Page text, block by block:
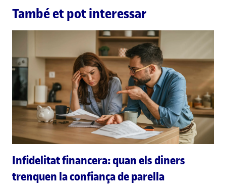
També et pot interessar
Infidelitat financera: quan els diners
trenquen la confiança de parella